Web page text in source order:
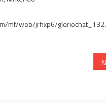
mf/web/jrhxp6/